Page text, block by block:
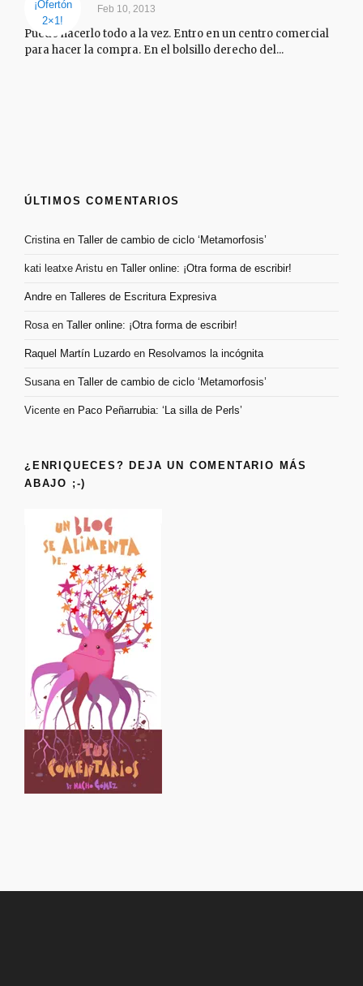
Feb 10, 2013
Puedo hacerlo todo a la vez. Entro en un centro comercial
para hacer la compra. En el bolsillo derecho del...
ÚLTIMOS COMENTARIOS
Cristinaen Taller de cambio de ciclo ‘Metamorfosis’
kati leatxe Aristu en Taller online: ¡Otra forma de escribir!
Andre en Talleres de Escritura Expresiva
Rosaen Taller online: ¡Otra forma de escribir!
Raquel Martín Luzardo en Resolvamos la incógnita
Susanaen Taller de cambio de ciclo ‘Metamorfosis’
Vicente en Paco Peñarrubia: ‘La silla de Perls’
¿ENRIQUECES? DEJA UN COMENTARIO MÁS
ABAJO ;-)